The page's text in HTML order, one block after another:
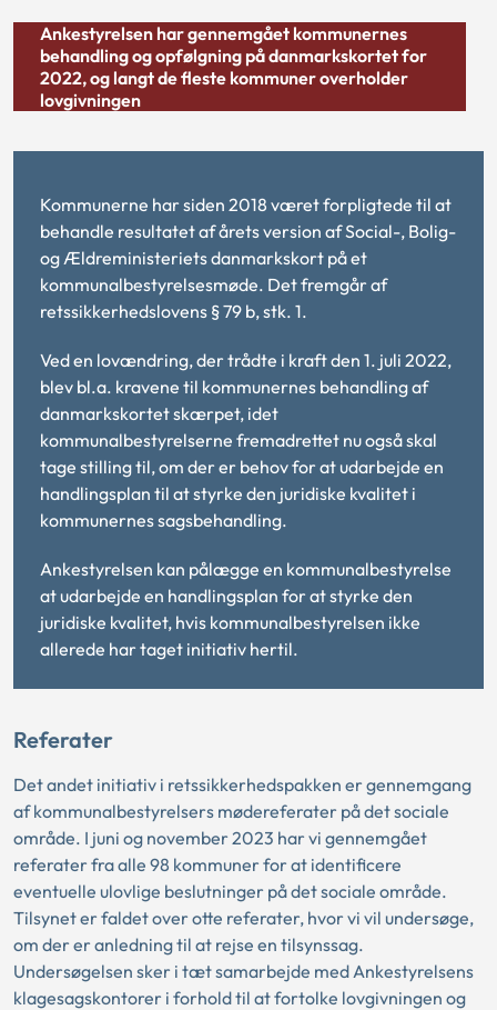
Ankestyrelsen har gennemgået kommunernes
behandling og opfølgning på danmarkskortet for
2022, og langt de fleste kommuner overholder
lovgivningen
Kommunerne har siden 2018 været forpligtede til at
behandle resultatet af årets version af Social-, Bolig-
og Ældreministeriets danmarkskort på et
kommunalbestyrelsesmøde. Det fremgår af
retssikkerhedslovens § 79 b, stk. 1.
Ved en lovændring, der trådte i kraft den 1. juli 2022,
blev bl.a. kravene til kommunernes behandling af
danmarkskortet skærpet, idet
kommunalbestyrelserne fremadrettet nu også skal
tage stilling til, om der er behov for at udarbejde en
handlingsplan til at styrke den juridiske kvalitet i
kommunernes sagsbehandling.
Ankestyrelsen kan pålægge en kommunalbestyrelse
at udarbejde en handlingsplan for at styrke den
juridiske kvalitet, hvis kommunalbestyrelsen ikke
allerede har taget initiativ hertil.
Referater
Det andet initiativ i retssikkerhedspakken er gennemgang
af kommunalbestyrelsers mødereferater på det sociale
område. I juni og november 2023 har vi gennemgået
referater fra alle 98 kommuner for at identificere
eventuelle ulovlige beslutninger på det sociale område.
Tilsynet er faldet over otte referater, hvor vi vil undersøge,
om der er anledning til at rejse en tilsynssag.
Undersøgelsen sker i tæt samarbejde med Ankestyrelsens
klagesagskontorer i forhold til at fortolke lovgivningen og